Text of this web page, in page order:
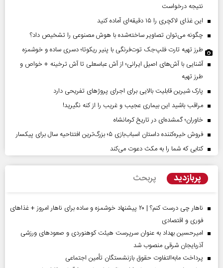
نتیجه درخواست
این غذای لاکچری را ۱۵ دقیقه‌ای آماده کنید
چگونه می‌توان تصاویر ساخته‌شده با هوش مصنوعی را تشخیص داد؟
طرز تهیه تارت فلپ‌جک توت‌فرنگی با پنیر ریکوتا؛ دسری ساده و خوشمزه
آشنایی با آش‌های اصیل ایرانی؛ از آش عباسعلی تا آش ترخینه + خواص و
طرز تهیه
پارک شیرین قابلیت‌ بالایی برای اجرای پروژهای تفریحی دارد
مراقب باشید این بیماری عجیب و غریب را از کنه نگیرید!
خاوران؛ گمشده‌ای در تاریخ کرمانشاه
فروش خیره‌کننده داستان اسباب‌بازی ۵؛ بزرگ‌ترین افتتاحیه سال برای پیکسار
کتابی که شما را به مکث دعوت می‌کند
پربازدید پربحث
ناهار چی درست کنم؟ | ۲۰ پیشنهاد خوشمزه و ساده برای ناهار امروز + غذاهای
فوری و اقتصادی
امیرحسین بهداد به عنوان سرپرست هیئت کوهنوردی و صعودهای ورزشی
آذربایجان شرقی منصوب شد
پرداخت مابه‌التفاوت حقوق بازنشستگان تأمین اجتماعی